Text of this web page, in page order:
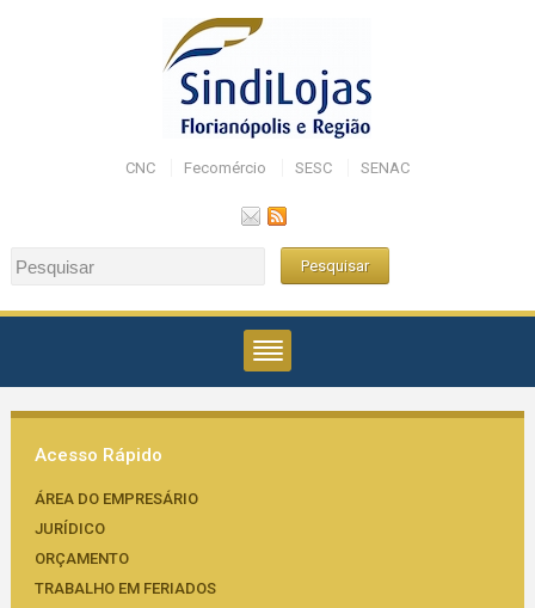
CNC Fecomércio SESC SENAC
Acesso Rápido
ÁREA DO EMPRESÁRIO
JURÍDICO
ORÇAMENTO
TRABALHO EM FERIADOS